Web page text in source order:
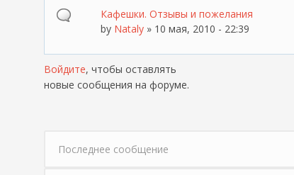
Кафешки. Отзывы и пожелания
by Nataly » 10 мая, 2010 - 22:39
Войдите, чтобы оставлять
новые сообщения на форуме.
Страницы